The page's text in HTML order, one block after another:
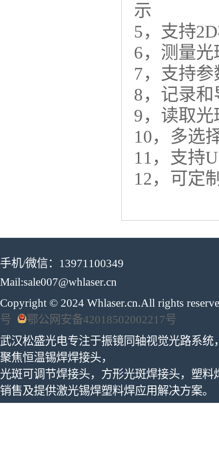
示
5， 支持
6， 测量光
7， 支持
8， 记录和
9， 读取光
10， 多选
11， 支持
12，
可定
手机/微信：13971100349
Mail:sale007@whlaser.cn
Copyright © 2024 Whlaser.cn.All rights
号
鄂公网安备42018502002217号
武汉松盛光电专注于振镜同轴视觉光路系统
聚焦恒温锡焊焊接头，
光斑可调节焊接头，方形光斑焊接头，塑料
销售及提供激光锡焊塑料焊应用解决方案。